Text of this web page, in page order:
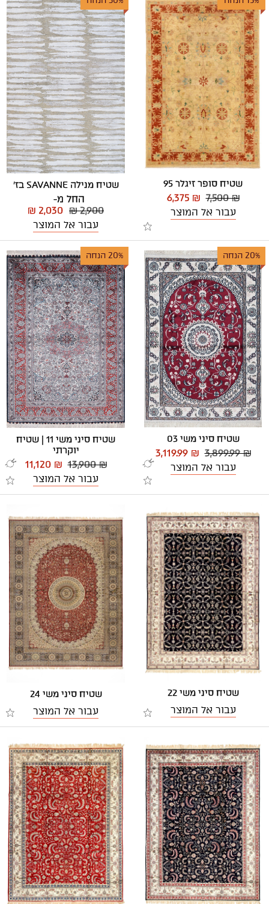
שטיח סופר זיגלר 95
7,500 ₪
6,375 ₪
עבור אל המוצר
שטיח מנילה SAVANNE בז'
החל מ-
₪ 2,900
₪ 2,030
עבור אל המוצר
20% הנחה
שטיח סיני משי 03
3,899.99 ₪
3,119.99 ₪
עבור אל המוצר
20% הנחה
שטיח סיני משי 11 | שטיח
יוקרתי
13,900 ₪
11,120 ₪
עבור אל המוצר
שטיח סיני משי 22
עבור אל המוצר
שטיח סיני משי 24
עבור אל המוצר